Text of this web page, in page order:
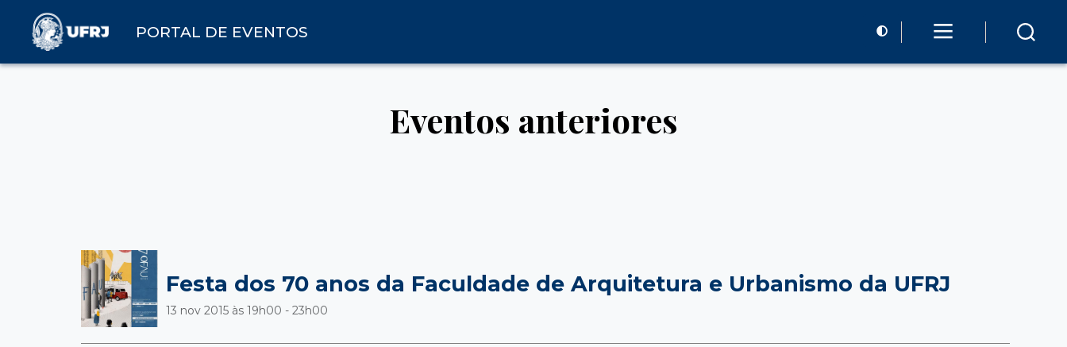
PORTAL DE EVENTOS
Eventos anteriores
Festa dos 70 anos da Faculdade de Arquitetura e Urbanismo da UFRJ
13 nov 2015 às 19h00 - 23h00